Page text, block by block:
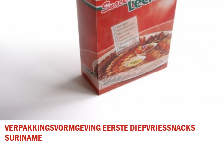
VERPAKKINGSVORMGEVING EERSTE DIEPVRIESSNACKS
SURINAME